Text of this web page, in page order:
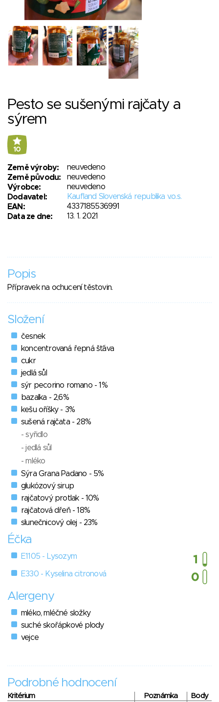
Pesto se sušenými rajčaty a
sýrem
10
Země výroby:
neuvedeno
Země původu:
neuvedeno
Výrobce:
neuvedeno
Dodavatel:
Kaufland Slovenská republika v.o.s.
EAN:
4337185536991
Data ze dne:
13. 1. 2021
Popis
Přípravek na ochucení těstovin.
Složení
česnek
koncentrovaná řepná šťáva
cukr
jedlá sůl
sýr pecorino romano - 1%
bazalka - 2,6%
kešu oříšky - 3%
sušená rajčata - 28%
- syřidlo
- jedlá sůl
- mléko
Sýra Grana Padano - 5%
glukózový sirup
rajčatový protlak - 10%
rajčatová dřeň - 18%
slunečnicový olej - 23%
Éčka
E1105 - Lysozym
E330 - Kyselina citronová
Alergeny
mléko, mléčné složky
suché skořápkové plody
vejce
Podrobné hodnocení
Kritérium Poznámka
Body